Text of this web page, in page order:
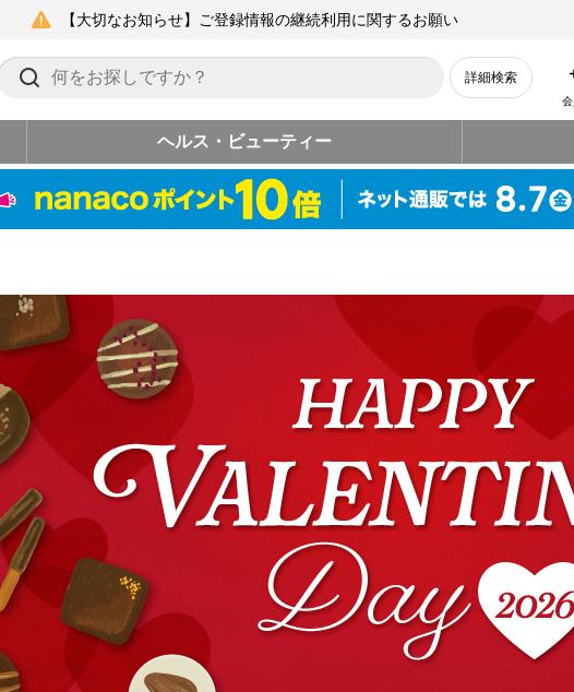
【大切なお知らせ】ご登録情報の継続利用に関するお願い
詳細検索
ヘルス・ビューティー
ン 2026